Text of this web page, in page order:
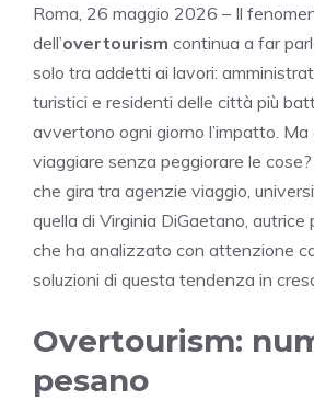
Roma, 26 maggio 2026 – Il
dell’overtourism continua a far
solo tra addetti ai lavori:
turistici e residenti delle città più
avvertono ogni giorno l’impatto. Ma
viaggiare senza peggiorare le
che gira tra agenzie viaggio,
quella di Virginia DiGaetano, autrice
che ha analizzato con attenzione
soluzioni di questa tendenza in
Overtourism:
pesano